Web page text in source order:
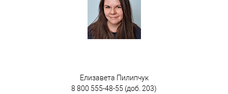
Елизавета Пилипчук
8 800 555-48-55 (доб. 203)